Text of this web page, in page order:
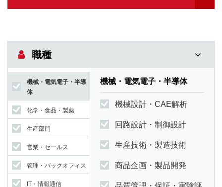
職種
機械・電気電子・半導
体
化学・食品・製薬
生産部門
営業・セールス
管理・バックオフィス
IT・情報通信
機械・電気電子・半導体
機械設計・CAE解析
回路設計・制御設計
生産技術・製造技術
商品企画・製品開発